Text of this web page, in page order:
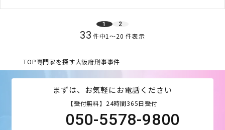
1 2
33 件中1〜20 件表示
TOP専門家を探す大阪府刑事事件
まずは、お気軽にお電話ください
【受付無料】24時間365日受付
050-5578-9800